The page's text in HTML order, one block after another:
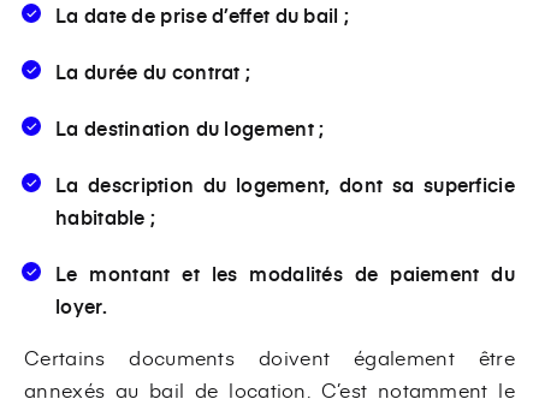
La date de prise d’effet du bail ;
La durée du contrat ;
La destination du logement ;
La description du logement, dont sa superficie
habitable ;
Le montant et les modalités de paiement du
loyer.
Certains documents doivent également être
annexés au bail de location. C’est notamment le